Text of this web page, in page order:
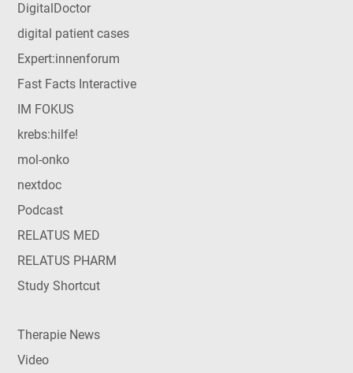
DigitalDoctor
digital patient cases
Expert:innenforum
Fast Facts Interactive
IM FOKUS
krebs:hilfe!
mol-onko
nextdoc
Podcast
RELATUS MED
RELATUS PHARM
Study Shortcut
Therapie News
Video